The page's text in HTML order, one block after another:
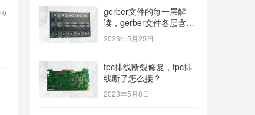
0
gerber文件的每一层解
读，gerber文件各层含
义？
2023年5月25日
fpc排线断裂修复，fpc排
线断了怎么接？
2023年5月8日